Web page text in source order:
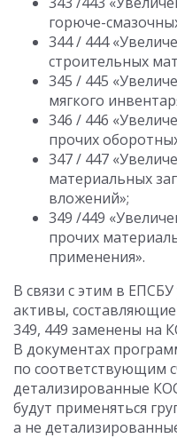
горюче-
344 / 444
строительных
345 / 445
мягкого
346 / 446
прочих
347 / 447
материальных
вложений»;
349 /449
прочих
применения».
В связи с этим в
активы,
349, 449 заменены на
В документах
по соответствующим
детализированные
будут применяться
а не